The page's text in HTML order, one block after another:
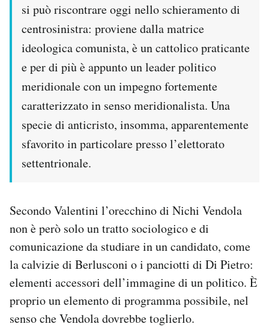
si può riscontrare oggi nello schieramento di
centrosinistra: proviene dalla matrice
ideologica comunista, è un cattolico praticante
e per di più è appunto un leader politico
meridionale con un impegno fortemente
caratterizzato in senso meridionalista. Una
specie di anticristo, insomma, apparentemente
sfavorito in particolare presso l’elettorato
settentrionale.
Secondo Valentini l’orecchino di Nichi Vendola
non è però solo un tratto sociologico e di
comunicazione da studiare in un candidato, come
la calvizie di Berlusconi o i panciotti di Di Pietro:
elementi accessori dell’immagine di un politico. È
proprio un elemento di programma possibile, nel
senso che Vendola dovrebbe toglierlo.